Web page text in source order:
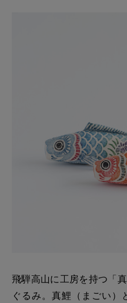
飛騨高山に工房を持つ「
ぐるみ。真鯉（まごい